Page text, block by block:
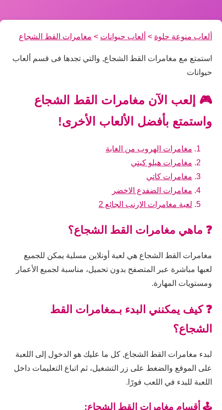
ألعاب منوعة حلوة > ألعاب حيوانات > مغامرات القط الشجاع
استمتع مع مغامرات القط الشجاع, والتي تجدها فى قسم ألعاب
حيوانات
🎮 إلعب الآن مغامرات القط الشجاع
واستمتع بأفضل الألعاب الأخرى!
مغامرات الهروب من الغابة
مغامرات هيلو كيتي
مغامرات كاتي
مغامرات الضفدع الاخضر
لعبة مغامرات الارنب الجائع 2
❓ ماهي مغامرات القط الشجاع؟
مغامرات القط الشجاع هي لعبة أونلاين مسلية يمكن للجميع
لعبها مباشرة عبر المتصفح بدون تحميل، مناسبة لجميع الأعمار
ومستويات المهارة.
❓ كيف يمكنني البدء بـمغامرات القط
الشجاع؟
لبدء مغامرات القط الشجاع, كل ما عليك هو الدخول إلى اللعبة
على الموقع والضغط على زر التشغيل، ثم اتباع التعليمات داخل
اللعبة للبدء في اللعب فورًا.
🕹️ أقسام مغامرات القط الشجاع: